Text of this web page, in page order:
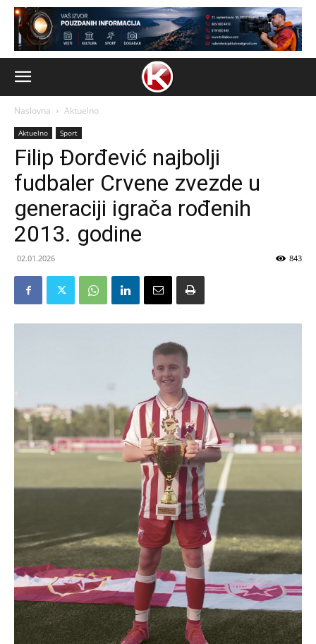
Naslovna Aktuelno
Aktuelno Sport
Filip Đorđević najbolji
fudbaler Crvene zvezde u
generaciji igrača rođenih
2013. godine
02.01.2026 843